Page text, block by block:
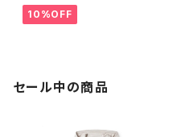
10%OFF
セール中の商品